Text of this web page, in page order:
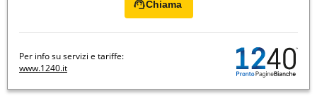
Chiama
Per info su servizi e tariffe:
www.1240.it